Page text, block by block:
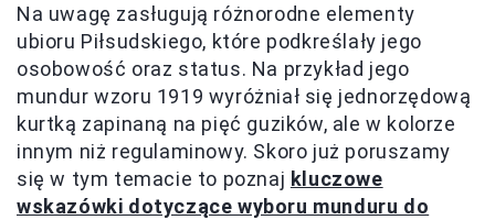
Na uwagę zasługują różnorodne elementy
ubioru Piłsudskiego, które podkreślały jego
osobowość oraz status. Na przykład jego
mundur wzoru 1919 wyróżniał się jednorzędową
kurtką zapinaną na pięć guzików, ale w kolorze
innym niż regulaminowy. Skoro już poruszamy
się w tym temacie to poznaj kluczowe
wskazówki dotyczące wyboru munduru do